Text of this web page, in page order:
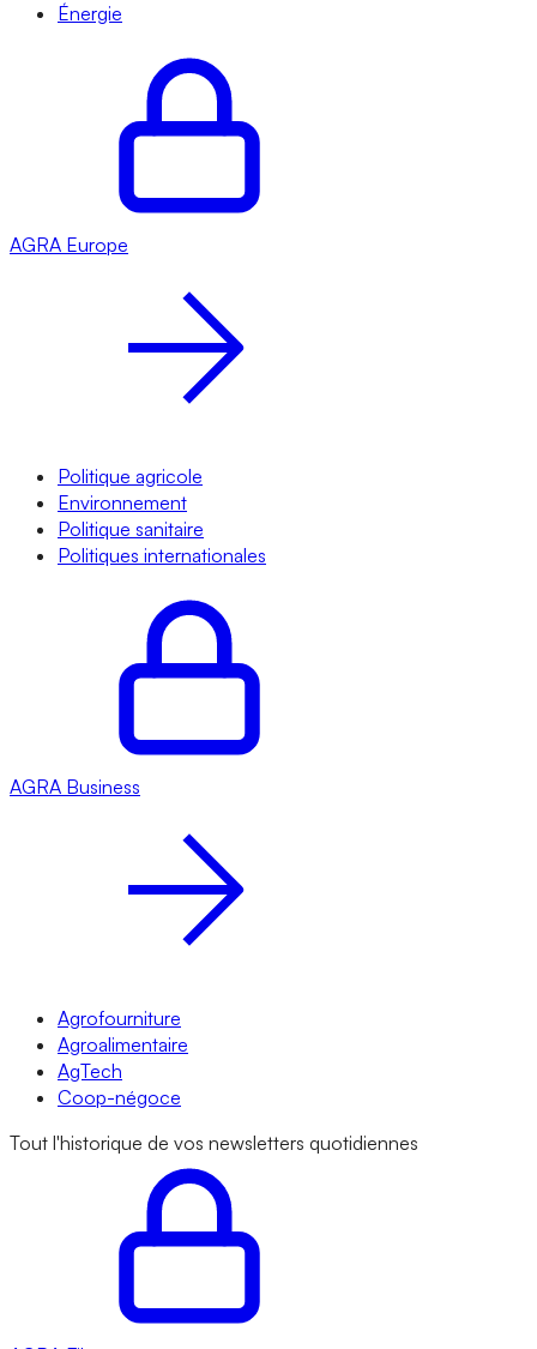
Énergie
AGRA Europe
Politique agricole
Environnement
Politique sanitaire
Politiques internationales
AGRA Business
Agrofourniture
Agroalimentaire
AgTech
Coop-négoce
Tout l'historique de vos newsletters quotidiennes